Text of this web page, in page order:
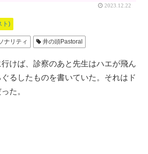
2023.12.22
ト)
ナリティ 井の頭Pastoral
けば、診察のあと先生はハエが飛ん
るしたものを書いていた。それはド
た。